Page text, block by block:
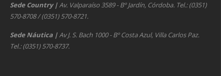
Sede Country |Av. Valparaíso 3589 - Bº Jardín, Córdoba. Tel.: (0351)
570-8708 / (0351) 570-8721.
Sede Náutica |Av J. S. Bach 1000 - Bº Costa Azul, Villa Carlos Paz.
Tel.: (0351) 570-8737.